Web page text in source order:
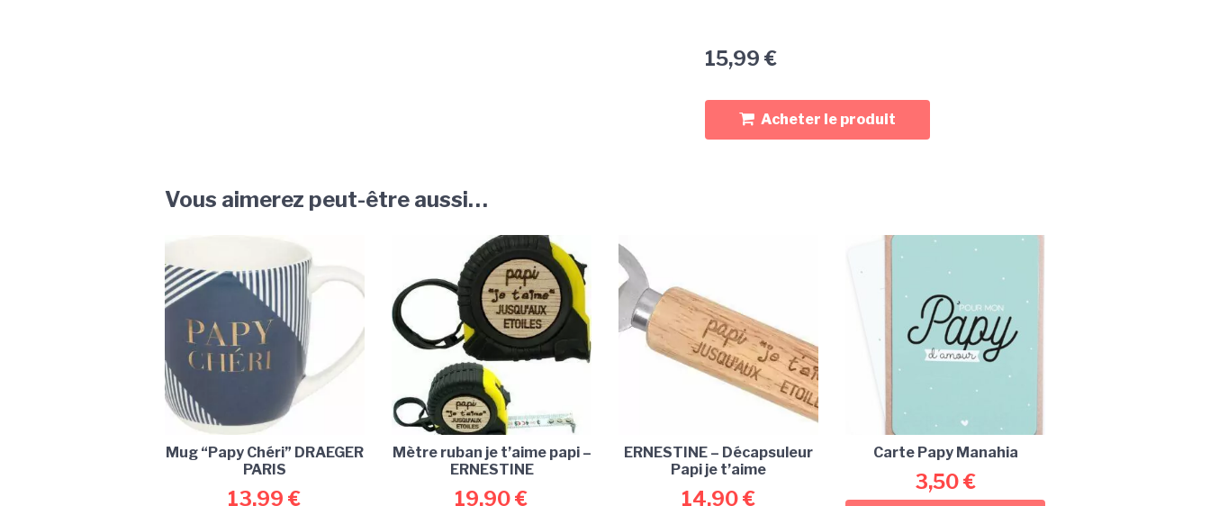
15,99 €
Acheter le produit
Vous aimerez peut-être aussi…
Mug “Papy Chéri” DRAEGER
PARIS
13,99 €
Mètre ruban je t’aime papi –
ERNESTINE
19,90€
ERNESTINE – Décapsuleur
Papi je t’aime
14,90€
Carte Papy Manahia
3,50€